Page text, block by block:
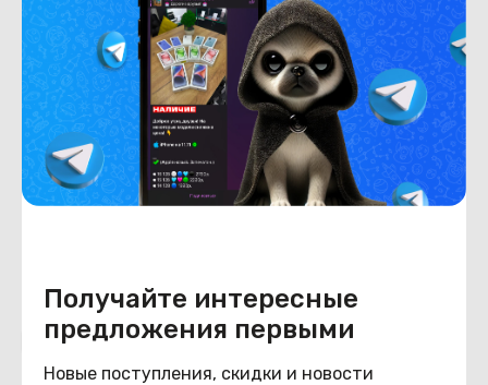
Получайте интересные
предложения первыми
Новые поступления, скидки и новости
Состояние
Недостатки
состояние, запрос фото
уточнять у менеджера.
Состояние
Внешний вид
состояние, запрос фото
уточнять у менеджера.
Похожие товары